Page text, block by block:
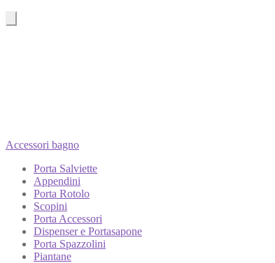
Accessori bagno
Porta Salviette
Appendini
Porta Rotolo
Scopini
Porta Accessori
Dispenser e Portasapone
Porta Spazzolini
Piantane